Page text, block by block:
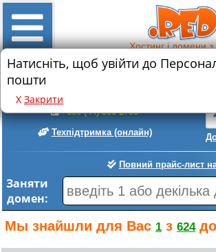
Хостинг і домени
Знижка на
+380 (44) 300-2780
Техпідтримка (онлайн)
Повний прайс-лист
Заняти
домен:
Натисніть, щоб увійти до
пошти
Х Закрити
Мы знайшли для Вас 1 з 624